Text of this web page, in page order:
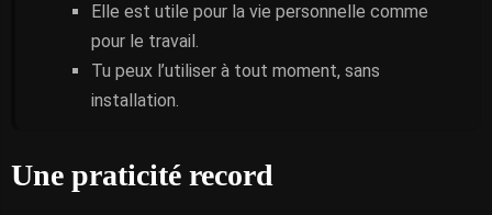
Elle est utile pour la vie personnelle comme
pour le travail.
Tu peux l’utiliser à tout moment, sans
installation.
Une praticité record